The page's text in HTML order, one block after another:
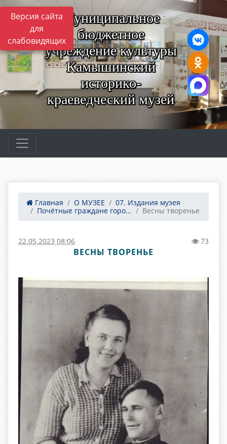
Версия сайта
для
слабовидящих
Муниципальное
бюджетное
учреждение культуры
Камышинский
историко-
краеведческий музей
Главная О МУЗЕЕ
07. Издания музея
Почётные граждане горо...
Весны творенье
22.05.2023 08:06 73
ВЕСНЫ ТВОРЕНЬЕ